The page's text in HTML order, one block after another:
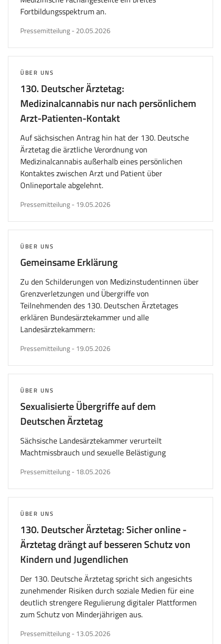
Fortbildungsspektrum an.
Pressemitteilungveröffentlicht
- 20.05.2026
130. Deutscher Ärztetag:
Medizinalcannabis nur nach persönlichem
Arzt-Patienten-Kontakt
THEMA:
ÜBER UNS
Auf sächsischen Antrag hin hat der 130. Deutsche
Ärztetag die ärztliche Verordnung von
Medizinalcannabis außerhalb eines persönlichen
Kontaktes zwischen Arzt und Patient über
Onlineportale abgelehnt.
Pressemitteilungveröffentlicht
- 19.05.2026
Gemeinsame Erklärung
THEMA:
ÜBER UNS
Zu den Schilderungen von Medizinstudentinnen über
Grenzverletzungen und Übergriffe von
Teilnehmenden des 130. Deutschen Ärztetages
erklären Bundesärztekammer und alle
Landesärztekammern:
Pressemitteilungveröffentlicht
- 19.05.2026
Sexualisierte Übergriffe auf dem
Deutschen Ärztetag
THEMA:
ÜBER UNS
Sächsische Landesärztekammer verurteilt
Machtmissbrauch und sexuelle Belästigung
Pressemitteilungveröffentlicht
- 18.05.2026
130. Deutscher Ärztetag: Sicher online -
Ärztetag drängt auf besseren Schutz von
Kindern und Jugendlichen
THEMA:
ÜBER UNS
Der 130. Deutsche Ärztetag spricht sich angesichts
zunehmender Risiken durch soziale Medien für eine
deutlich strengere Regulierung digitaler Plattformen
zum Schutz von Minderjährigen aus.
Pressemitteilungveröffentlicht
- 13.05.2026